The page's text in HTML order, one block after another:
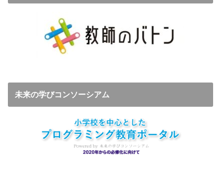
未来の学びコンソーシアム